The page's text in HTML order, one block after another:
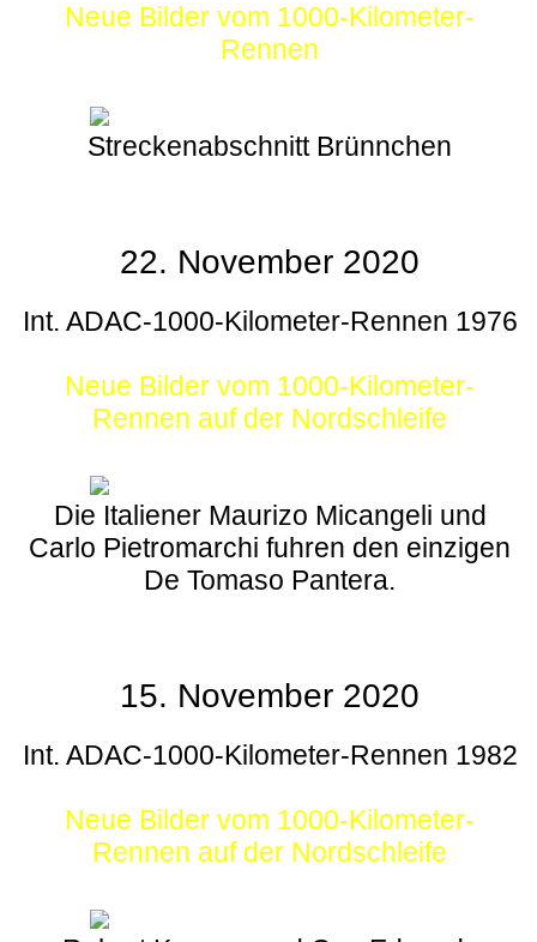
Neue Bilder vom 1000-Kilometer-
Rennen
Streckenabschnitt Brünnchen
22. November 2020
Int. ADAC-1000-Kilometer-Rennen 1976
Neue Bilder vom 1000-Kilometer-
Rennen auf der Nordschleife
Die Italiener Maurizo Micangeli und
Carlo Pietromarchi fuhren den einzigen
De Tomaso Pantera.
15. November 2020
Int. ADAC-1000-Kilometer-Rennen 1982
Neue Bilder vom 1000-Kilometer-
Rennen auf der Nordschleife